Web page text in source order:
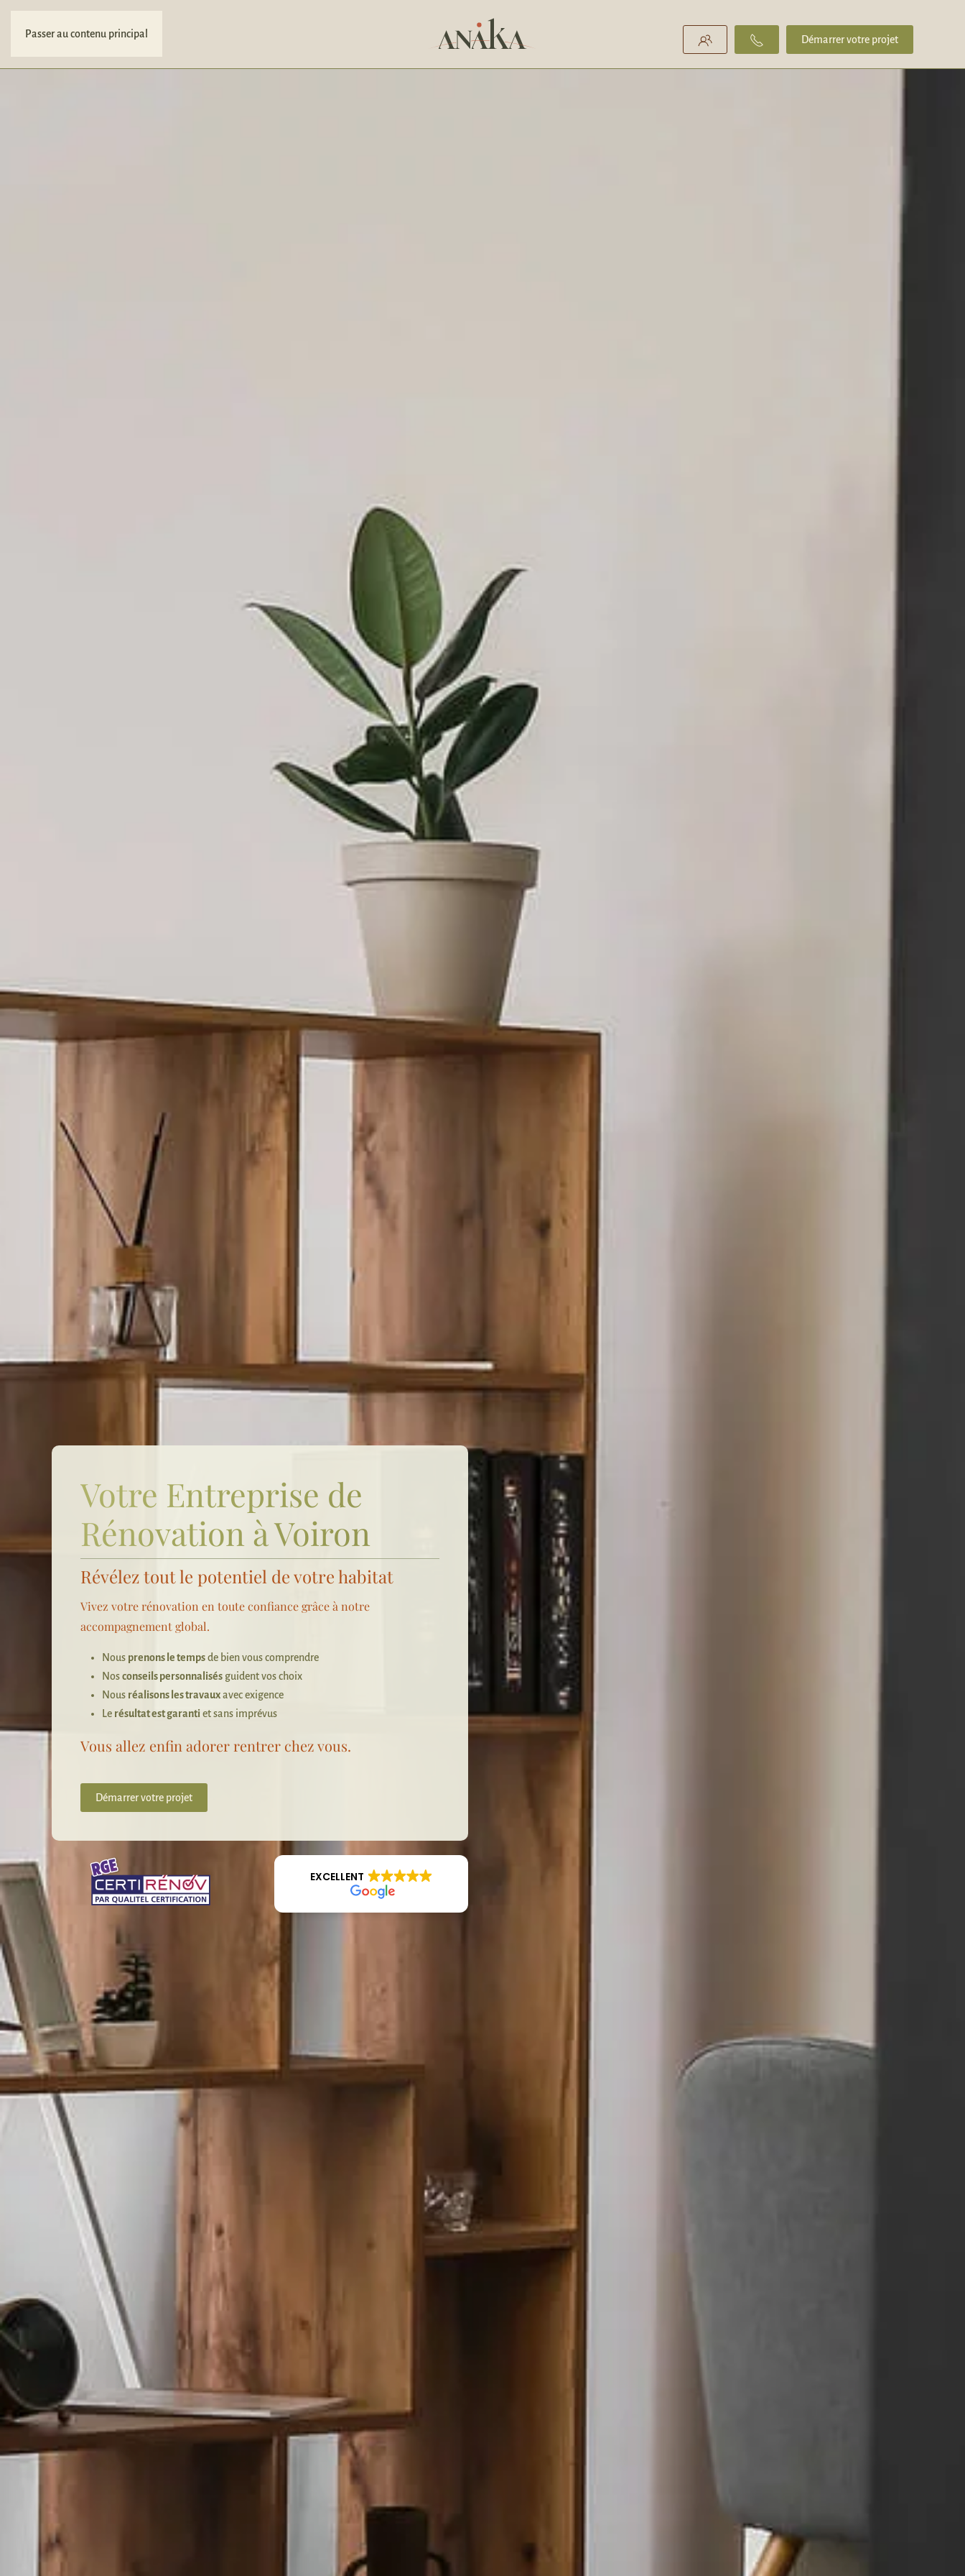
Passer au contenu principal Démarrer votre projet
Votre Entreprise de
Rénovation à Voiron
Révélez tout le potentiel de votre habitat
Vivez votre rénovation en toute confiance grâce à notre
accompagnement global.
Nous prenons le tempsde bien vous comprendre
Nosconseils personnalisés guident vos choix
Nous réalisons les travauxavec exigence
Le résultat est garanti et sans imprévus
Vous allez enfin adorer rentrer chez vous.
Démarrer votre projet
EXCELLENT